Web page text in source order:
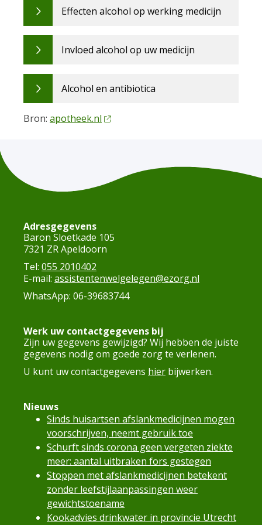
Effecten alcohol op werking medicijn
Invloed alcohol op uw medicijn
Alcohol en antibiotica
Bron: apotheek.nl
Adresgegevens
Baron Sloetkade 105
7321 ZR Apeldoorn
Tel: 055 2010402
E-mail: assistentenwelgelegen@ezorg.nl
WhatsApp: 06-39683744
Werk uw contactgegevens bij
Zijn uw gegevens gewijzigd? Wij hebben de juiste
gegevens nodig om goede zorg te verlenen.
U kunt uw contactgegevens hier bijwerken.
Nieuws
Sinds huisartsen afslankmedicijnen mogen
voorschrijven, neemt gebruik toe
Schurft sinds corona geen vergeten ziekte
meer: aantal uitbraken fors gestegen
Stoppen met afslankmedicijnen betekent
zonder leefstijlaanpassingen weer
gewichtstoename
Kookadvies drinkwater in provincie Utrecht